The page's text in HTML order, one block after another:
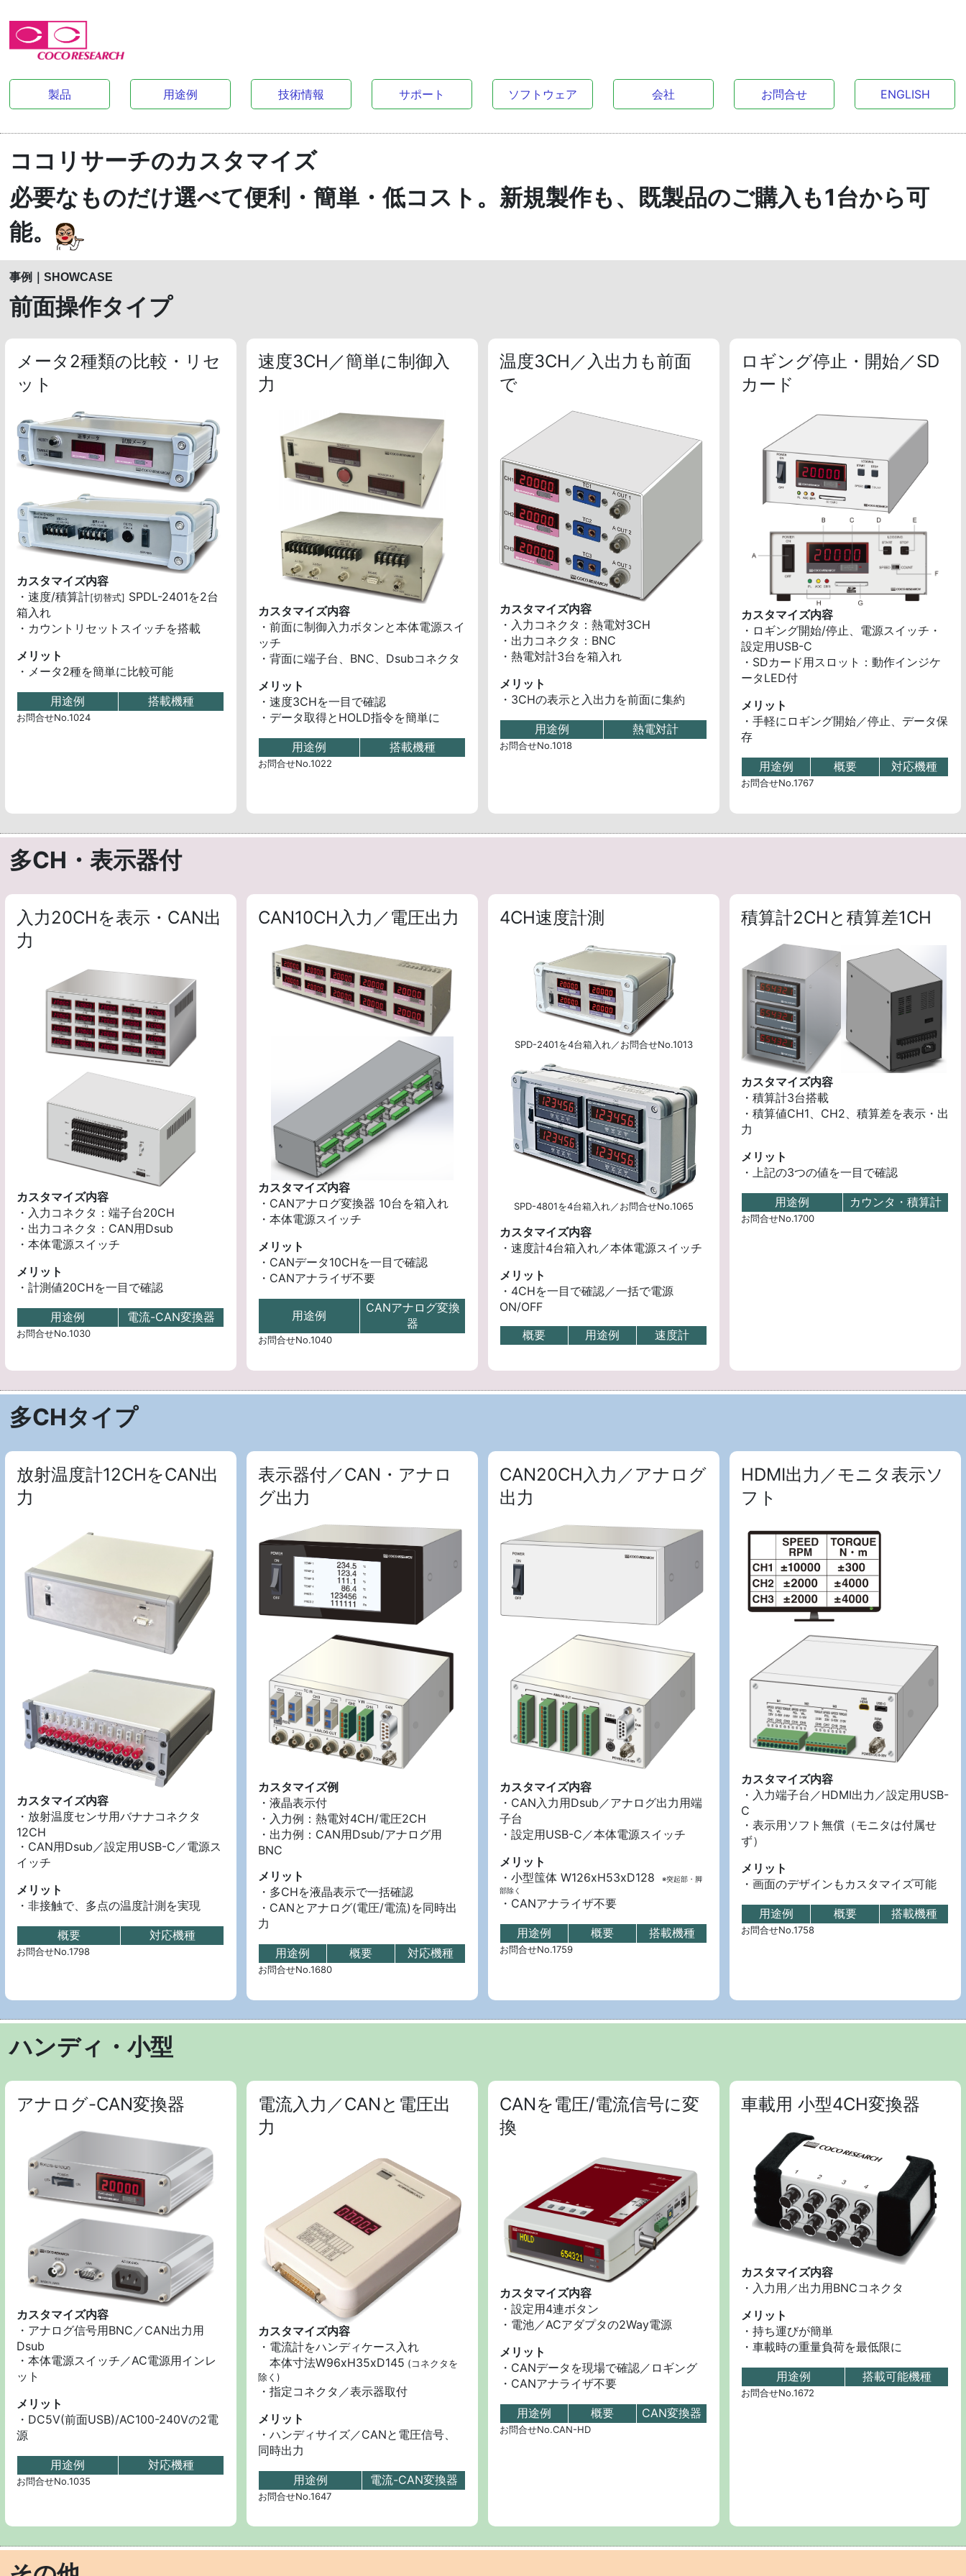
製品 用途例 技術情報 サポート ソフトウェア 会社 お問合せ ENGLISH
ココリサーチのカスタマイズ
必要なものだけ選べて便利・簡単・低コスト。新規製作も、既製品のご購入も1台から可
能。
事例｜SHOWCASE
前面操作タイプ
メータ2種類の比較・リセ
ット
カスタマイズ内容
・速度/積算計[切替式] SPDL-2401を2台
箱入れ
・カウントリセットスイッチを搭載
メリット
・メータ2種を簡単に比較可能
用途例 搭載機種
お問合せNo.1024
速度3CH／簡単に制御入
力
カスタマイズ内容
・前面に制御入力ボタンと本体電源スイ
ッチ
・背面に端子台、BNC、Dsubコネクタ
メリット
・速度3CHを一目で確認
・データ取得とHOLD指令を簡単に
用途例 搭載機種
お問合せNo.1022
温度3CH／入出力も前面
で
カスタマイズ内容
・入力コネクタ：熱電対3CH
・出力コネクタ：BNC
・熱電対計3台を箱入れ
メリット
・3CHの表示と入出力を前面に集約
用途例 熱電対計
お問合せNo.1018
ロギング停止・開始／SD
カード
カスタマイズ内容
・ロギング開始/停止、電源スイッチ・
設定用USB-C
・SDカード用スロット：動作インジケ
ータLED付
メリット
・手軽にロギング開始／停止、データ保
存
用途例 概要 対応機種
お問合せNo.1767
多CH・表示器付
入力20CHを表示・CAN出
力
カスタマイズ内容
・入力コネクタ：端子台20CH
・出力コネクタ：CAN用Dsub
・本体電源スイッチ
メリット
・計測値20CHを一目で確認
用途例 電流-CAN変換器
お問合せNo.1030
CAN10CH入力／電圧出力
カスタマイズ内容
・CANアナログ変換器 10台を箱入れ
・本体電源スイッチ
メリット
・CANデータ10CHを一目で確認
・CANアナライザ不要
用途例
CANアナログ変換
器
お問合せNo.1040
4CH速度計測
SPD-2401を4台箱入れ／お問合せNo.1013
SPD-4801を4台箱入れ／お問合せNo.1065
カスタマイズ内容
・速度計4台箱入れ／本体電源スイッチ
メリット
・4CHを一目で確認／一括で電源
ON/OFF
概要
用途例 速度計
積算計2CHと積算差1CH
カスタマイズ内容
・積算計3台搭載
・積算値CH1、CH2、積算差を表示・出
力
メリット
・上記の3つの値を一目で確認
用途例 カウンタ・積算計
お問合せNo.1700
多CHタイプ
放射温度計12CHをCAN出
力
カスタマイズ内容
・放射温度センサ用バナナコネクタ
12CH
・CAN用Dsub／設定用USB-C／電源ス
イッチ
メリット
・非接触で、多点の温度計測を実現
概要 対応機種
お問合せNo.1798
表示器付／CAN・アナロ
グ出力
カスタマイズ例
・液晶表示付
・入力例：熱電対4CH/電圧2CH
・出力例：CAN用Dsub/アナログ用
BNC
メリット
・多CHを液晶表示で一括確認
・CANとアナログ(電圧/電流)を同時出
力
用途例 概要 対応機種
お問合せNo.1680
CAN20CH入力／アナログ
出力
カスタマイズ内容
・CAN入力用Dsub／アナログ出力用端
子台
・設定用USB-C／本体電源スイッチ
メリット
・小型筺体 W126xH53xD128
※突起部・脚
部除く
・CANアナライザ不要
用途例 概要 搭載機種
お問合せNo.1759
HDMI出力／モニタ表示ソ
フト
カスタマイズ内容
・入力端子台／HDMI出力／設定用USB-
C
・表示用ソフト無償（モニタは付属せ
ず）
メリット
・画面のデザインもカスタマイズ可能
用途例 概要 搭載機種
お問合せNo.1758
ハンディ・小型
アナログ-CAN変換器
カスタマイズ内容
・アナログ信号用BNC／CAN出力用
Dsub
・本体電源スイッチ／AC電源用インレ
ット
メリット
・DC5V(前面USB)/AC100-240Vの2電
源
用途例 対応機種
お問合せNo.1035
電流入力／CANと電圧出
力
カスタマイズ内容
・電流計をハンディケース入れ
本体寸法W96xH35xD145 (コネクタを
除く)
・指定コネクタ／表示器取付
メリット
・ハンディサイズ／CANと電圧信号、
同時出力
用途例 電流-CAN変換器
お問合せNo.1647
CANを電圧/電流信号に変
換
カスタマイズ内容
・設定用4連ボタン
・電池／ACアダプタの2Way電源
メリット
・CANデータを現場で確認／ロギング
・CANアナライザ不要
用途例 概要 CAN変換器
お問合せNo.CAN-HD
車載用 小型4CH変換器
カスタマイズ内容
・入力用／出力用BNCコネクタ
メリット
・持ち運びが簡単
・車載時の重量負荷を最低限に
用途例 搭載可能機種
お問合せNo.1672